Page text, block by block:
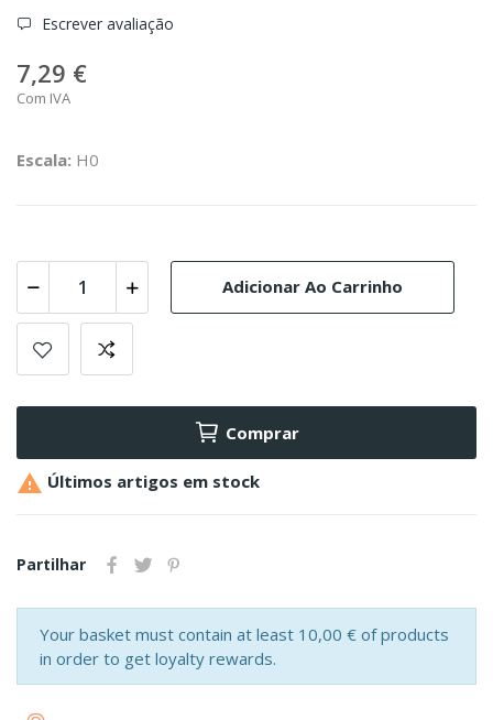
Escrever avaliação
7,29 €
Com IVA
Escala: H0
Adicionar Ao Carrinho
Comprar
 Últimos artigos em stock
Partilhar
Your basket must contain at least 10,00 € of products
in order to get loyalty rewards.